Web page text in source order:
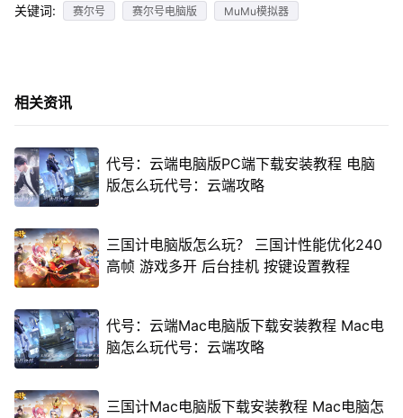
关键词: 赛尔号 赛尔号电脑版 MuMu模拟器
相关资讯
代号：云端电脑版PC端下载安装教程 电脑
版怎么玩代号：云端攻略
三国计电脑版怎么玩？ 三国计性能优化240
高帧 游戏多开 后台挂机 按键设置教程
代号：云端Mac电脑版下载安装教程 Mac电
脑怎么玩代号：云端攻略
三国计Mac电脑版下载安装教程 Mac电脑怎